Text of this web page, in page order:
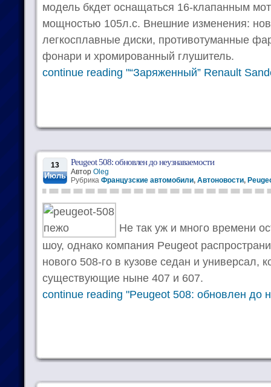
модель бкдет оснащаться 16-клапанным
мощностью 105л.с. Внешние изменения:
легкосплавные диски, противотуманные
фонари и хромированный глушитель.
continue reading "“Заряженный” Renault
13
Июль
Peugeot 508: обновлен до неузнаваемости
Автор Oleg
Рубрика Французские автомобили, Автоновости,
Не так уж и много времени
шоу, однако компания Peugeot
нового 508-го в кузове седан и универсал,
существующие ныне 407 и 607.
continue reading "Peugeot 508: обновлен до